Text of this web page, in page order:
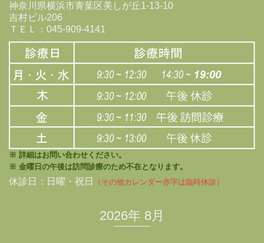
神奈川県横浜市青葉区美しが丘1-13-10
吉村ビル206
ＴＥＬ：045-909-4141
※ 詳細はお問い合わせください。
※ 金曜日の午後は訪問診療のため不在となります。
休診日：日曜・祝日 （その他カレンダー赤字は臨時休診）
2026年 8月